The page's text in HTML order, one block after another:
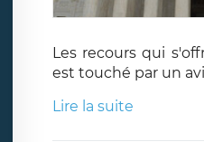
Les recours qui
est touché par un
Lire la suite